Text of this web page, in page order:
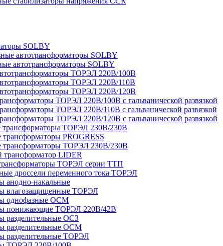
SOLBY
автотрансформаторы SOLBY
автотрансформаторы SOLBY
ТОРЭЛ 220В/100В
ТОРЭЛ 220В/110В
ТОРЭЛ 220В/120В
ТОРЭЛ 220В/100В с гальванической развязкой
ТОРЭЛ 220В/110В с гальванической развязкой
ТОРЭЛ 220В/120В с гальванической развязкой
трансформаторы ТОРЭЛ 230В/230В
трансформаторы PROGRESS
трансформаторы ТОРЭЛ 230В/230В
трансформатор LIDER
ТОРЭЛ серии ТТП
дроссели переменного тока ТОРЭЛ
анодно-накальные
влагозащищенные ТОРЭЛ
однофазные ОСМ
понижающие ТОРЭЛ 220В/42В
разделительные ОСЗ
разделительные ОСМ
разделительные ТОРЭЛ